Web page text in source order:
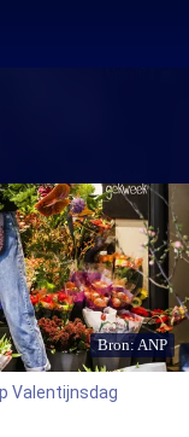
Bron: ANP
Valentijnsdag